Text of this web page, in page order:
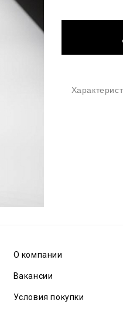
О компании
Вакансии
Условия покупки